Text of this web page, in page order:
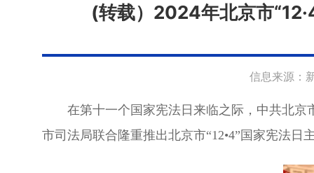
(转载）2024年北京市
信息来源：
在第十一个国家宪法日来临之际，中共北
市司法局联合隆重推出北京市“12•4”国家宪法